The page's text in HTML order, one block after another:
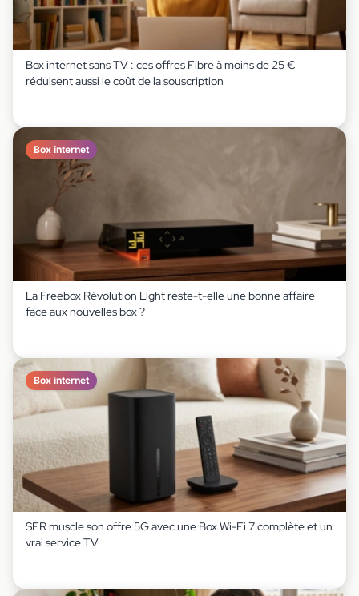
Box internet sans TV : ces offres Fibre à moins de 25 €
réduisent aussi le coût de la souscription
Box internet
La Freebox Révolution Light reste-t-elle une bonne affaire
face aux nouvelles box ?
Box internet
SFR muscle son offre 5G avec une Box Wi-Fi 7 complète et un
vrai service TV